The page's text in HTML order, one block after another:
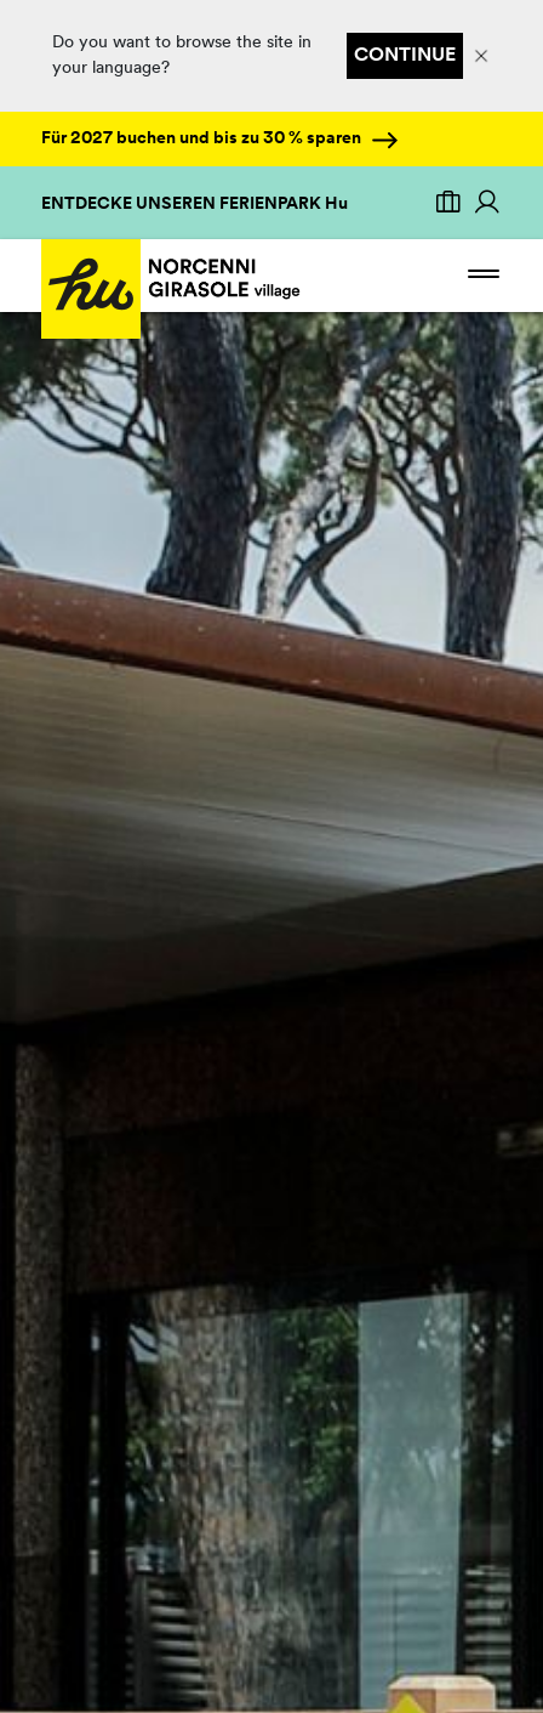
Do you want to browse the site in
your language?
CONTINUE
Für 2027 buchen und bis zu 30 % sparen
ENTDECKE UNSEREN FERIENPARK Hu